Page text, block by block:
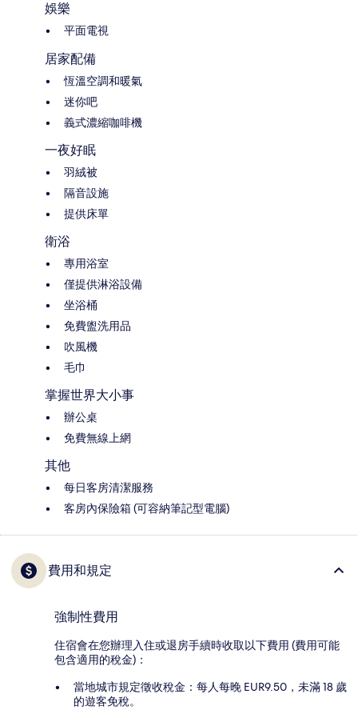
娛樂
平面電視
居家配備
恆溫空調和暖氣
迷你吧
義式濃縮咖啡機
一夜好眠
羽絨被
隔音設施
提供床單
衛浴
專用浴室
僅提供淋浴設備
坐浴桶
免費盥洗用品
吹風機
毛巾
掌握世界大小事
辦公桌
免費無線上網
其他
每日客房清潔服務
客房內保險箱 (可容納筆記型電腦)
費用和規定
強制性費用
住宿會在您辦理入住或退房手續時收取以下費用 (費用可能
包含適用的稅金)：
當地城市規定徵收稅金：每人每晚 EUR9.50，未滿 18 歲
的遊客免稅。